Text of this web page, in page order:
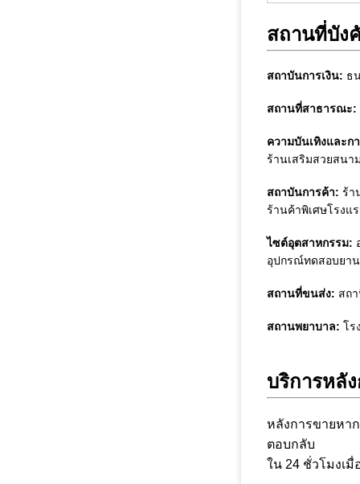
สถานที่บัง
สถาบันการเงิน: ธ
สถานที่สาธารณะ:
ความบันเทิงและก
ร้านเสริมสวยสนา
สถาบันการค้า: ร้า
ร้านค้าพิเศษโรงแ
ไซต์อุตสาหกรรม:
อุปกรณ์ทดสอบยา
สถานที่ขนส่ง: สถ
สถานพยาบาล: โร
บริการหลั
หลังการขายหา
ตอบกลับ
ใน 24 ชั่วโมงเ